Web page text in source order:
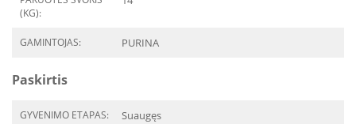
(KG):
GAMINTOJAS: PURINA
Paskirtis
GYVENIMO ETAPAS: Suaugęs